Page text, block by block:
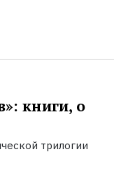
книги, о
трилогии